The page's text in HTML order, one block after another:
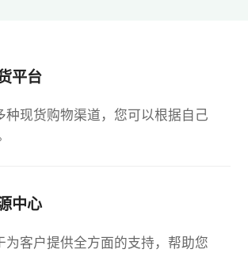
平台
种现货购物渠道，您可以根据自己
中心
为客户提供全方面的支持，帮助您